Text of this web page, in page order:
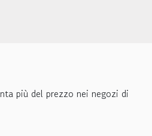
più del prezzo nei negozi di